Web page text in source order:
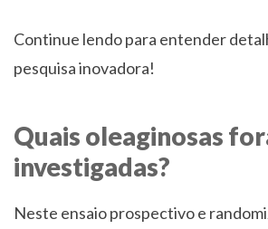
Continue lendo para entender
pesquisa inovadora!
Quais oleaginosas
investigadas?
Neste ensaio prospectivo e